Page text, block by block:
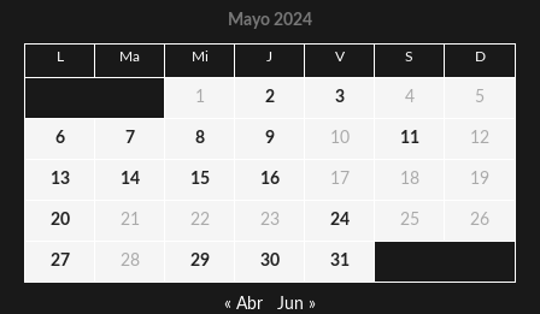
Mayo 2024
L Ma Mi J V S D
1 2 3 4 5
6 7 8 9 10 11 12
13 14 15 16 17 18 19
20 21 22 23 24 25 26
27 28 29 30 31
« Abr Jun »